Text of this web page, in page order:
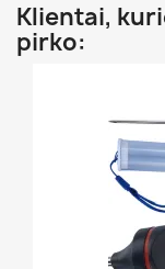
Klientai,
pirko: